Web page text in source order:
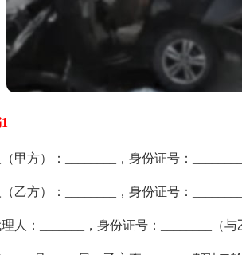
方）：________，身份证号：________
方）：________，身份证号：________
：_______，身份证号：________（与